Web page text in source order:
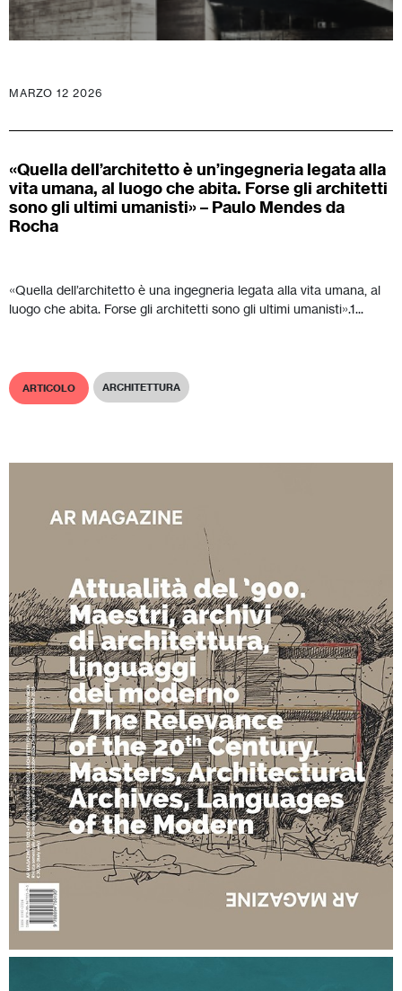
MARZO 12 2026
«Quella dell’architetto è un’ingegneria legata alla
vita umana, al luogo che abita. Forse gli architetti
sono gli ultimi umanisti» – Paulo Mendes da
Rocha
«Quella dell’architetto è una ingegneria legata alla vita umana, al
luogo che abita. Forse gli architetti sono gli ultimi umanisti».1...
ARTICOLO ARCHITETTURA